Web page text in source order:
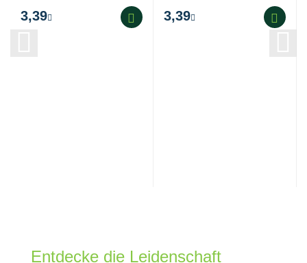
3,39 3,39
Entdecke die Leidenschaft